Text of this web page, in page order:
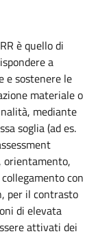
è quello di
a
e sostenere le
materiale o
mediante
soglia (ad es.
orientamento,
con
per il contrasto
di elevata
attivati dei